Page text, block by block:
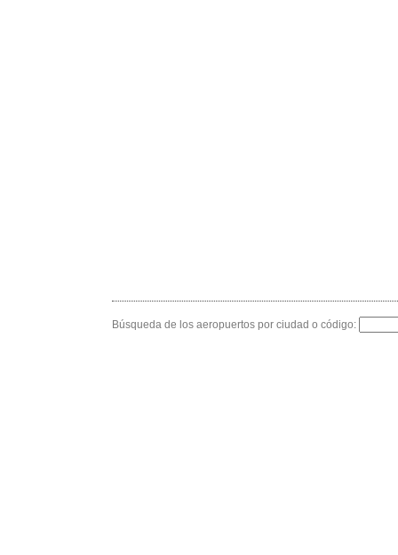
Búsqueda de los aeropuertos por ciudad o código: